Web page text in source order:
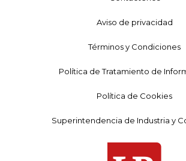
Aviso de privacidad
Términos y Condiciones
Política de Tratamiento de
Política de Cookies
Superintendencia de Industria y